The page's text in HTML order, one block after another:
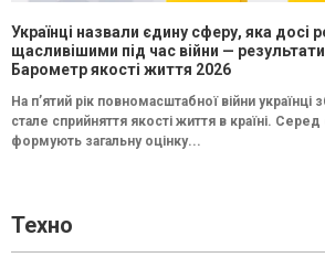
Українці назвали єдину сферу, яка досі
щасливішими під час війни —
Барометр якості життя 2026
На п’ятий рік повномасштабної війни українці
стале сприйняття якості життя в країні.
формують загальну оцінку...
Техно